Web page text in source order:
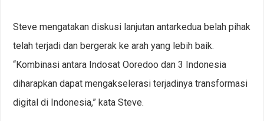
Steve mengatakan diskusi lanjutan antarkedua belah pihak
telah terjadi dan bergerak ke arah yang lebih baik.
“Kombinasi antara Indosat Ooredoo dan 3 Indonesia
diharapkan dapat mengakselerasi terjadinya transformasi
digital di Indonesia,” kata Steve.